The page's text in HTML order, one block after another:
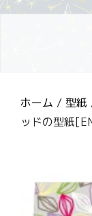
ス
ホーム / 型紙
ッドの型紙